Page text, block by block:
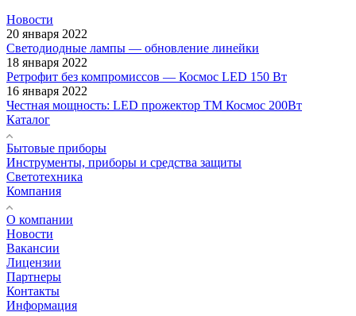
Новости
20 января 2022
Светодиодные лампы — обновление линейки
18 января 2022
Ретрофит без компромиссов — Космос LED 150 Вт
16 января 2022
Честная мощность: LED прожектор ТМ Космос 200Вт
Каталог
Бытовые приборы
Инструменты, приборы и средства защиты
Светотехника
Компания
О компании
Новости
Вакансии
Лицензии
Партнеры
Контакты
Информация